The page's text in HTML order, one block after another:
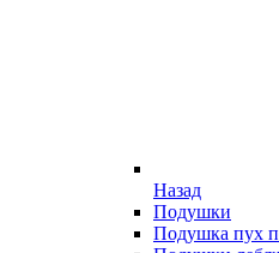
Назад
Подушки
Подушка пух